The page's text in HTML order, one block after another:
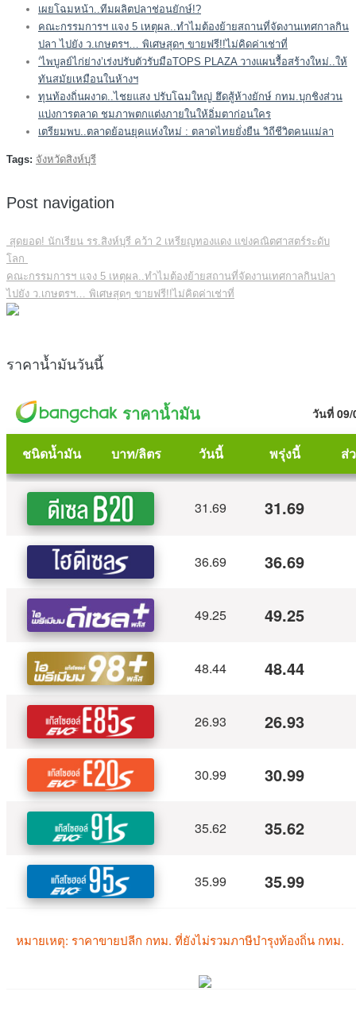
เผยโฉมหน้า..ทีมผลิตปลาช่อนยักษ์!?
คณะกรรมการฯ แจง 5 เหตุผล..ทำไมต้องย้ายสถานที่จัดงานเทศกาลกิน
ปลา ไปยัง ว.เกษตรฯ… พิเศษสุดๆ ขายฟรี!!ไม่คิดค่าเช่าที่
‘ไพบูลย์ไก่ย่าง’เร่งปรับตัวรับมือTOPS PLAZA วางแผนรื้อสร้างใหม่..ให้
ทันสมัยเหมือนในห้างฯ
ทุนท้องถิ่นผงาด..ไชยแสง ปรับโฉมใหญ่ ฮึดสู้ห้างยักษ์ กทม.บุกชิงส่วน
แบ่งการตลาด ชมภาพตกแต่งภายในให้อิ่มตาก่อนใคร
เตรียมพบ..ตลาดย้อนยุคแห่งใหม่ : ตลาดไทยยั่งยืน วิถีชีวิตคนแม่ลา
Tags: จังหวัดสิงห์บุรี
Post navigation
สุดยอด! นักเรียน รร.สิงห์บุรี คว้า 2 เหรียญทองแดง แข่งคณิตศาสตร์ระดับ
โลก
คณะกรรมการฯ แจง 5 เหตุผล..ทำไมต้องย้ายสถานที่จัดงานเทศกาลกินปลา
ไปยัง ว.เกษตรฯ… พิเศษสุดๆ ขายฟรี!!ไม่คิดค่าเช่าที่
ราคาน้ำมันวันนี้